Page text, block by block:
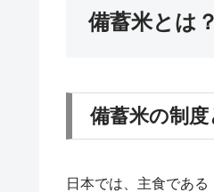
備蓄米とは
備蓄米の制
日本では、主食であ